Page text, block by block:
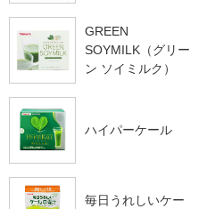
GREEN
SOYMILK（グリー
ン ソイミルク）
ハイパーケール
毎日うれしいケー